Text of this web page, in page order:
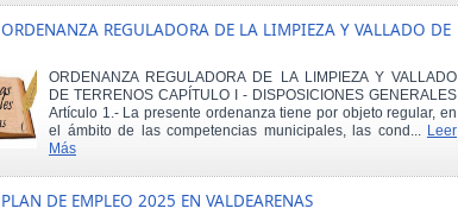
ORDENANZA REGULADORA DE LA LIMPIEZA Y VALLADO DE
ORDENANZA REGULADORA DE LA LIMPIEZA Y VALLADO
DE TERRENOS CAPÍTULO I - DISPOSICIONES GENERALES
Artículo 1.- La presente ordenanza tiene por objeto regular, en
el ámbito de las competencias municipales, las cond... Leer
Más
PLAN DE EMPLEO 2025 EN VALDEARENAS